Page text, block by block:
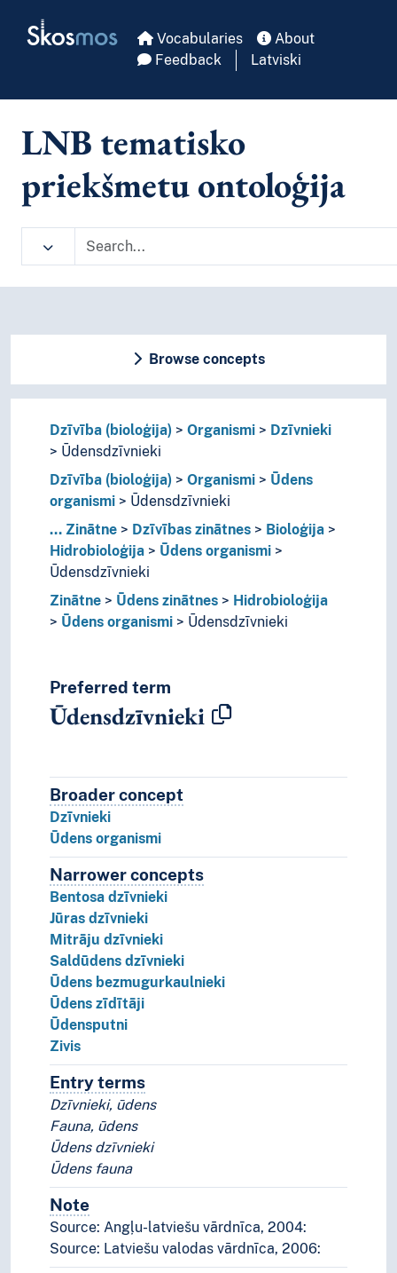
Skosmos Vocabularies
About
Feedback
Latviski
LNB tematisko
priekšmetu ontoloģija
Browse concepts
Dzīvība (bioloģija) Organismi
Dzīvnieki
Ūdensdzīvnieki
Dzīvība (bioloģija)
Organismi
Ūdens
organismi
Ūdensdzīvnieki
... Zinātne Dzīvības zinātnes
Bioloģija
Hidrobioloģija
Ūdens organismi
Ūdensdzīvnieki
Zinātne
Ūdens zinātnes
Hidrobioloģija
Ūdens organismi
Ūdensdzīvnieki
Preferred term
Ūdensdzīvnieki
Broader conceptBroader concept
Dzīvnieki
Ūdens organismi
Narrower conceptsNarrower concepts.
Bentosa dzīvnieki
Jūras dzīvnieki
Mitrāju dzīvnieki
Saldūdens dzīvnieki
Ūdens bezmugurkaulnieki
Ūdens zīdītāji
Ūdensputni
Zivis
Entry termsAlternative terms for the concept.
Dzīvnieki, ūdens
Fauna, ūdens
Ūdens dzīvnieki
Ūdens fauna
NoteNotes
Source: Angļu-latviešu vārdnīca, 2004:
Source: Latviešu valodas vārdnīca, 2006: